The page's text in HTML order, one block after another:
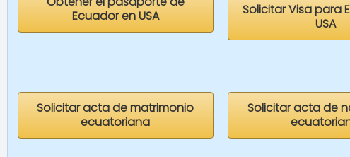
Ecuador en USA
Solicitar Visa para
USA
Solicitar acta de matrimonio
ecuatoriana
Solicitar acta de